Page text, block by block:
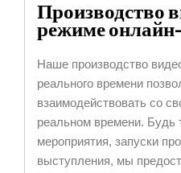
Производство
режиме
Наше производство
реального времени
взаимодействовать со
реальном времени. Будь
мероприятия, запуски
выступления, мы